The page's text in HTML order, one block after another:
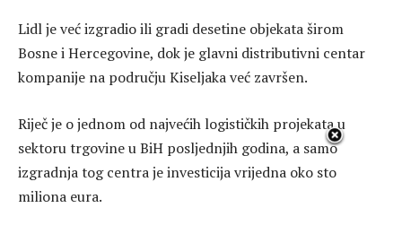
Lidl je već izgradio ili gradi desetine objekata širom
Bosne i Hercegovine, dok je glavni distributivni centar
kompanije na području Kiseljaka već završen.
Riječ je o jednom od najvećih logističkih projekata u
sektoru trgovine u BiH posljednjih godina, a samo
izgradnja tog centra je investicija vrijedna oko sto
miliona eura.